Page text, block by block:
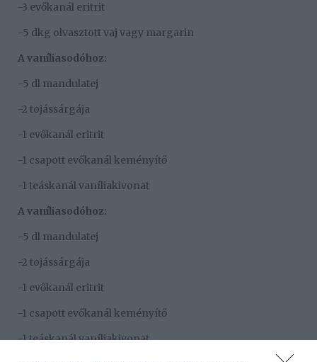
-3 evőkanál eritrit
-5 dkg olvasztott vaj vagy margarin
A vaníliasodóhoz:
-5 dl mandulatej
-2 tojássárgája
-1 evőkanál eritrit
-1 csapott evőkanál keményítő
-1 teáskanál vaníliakivonat
A vaníliasodóhoz:
-5 dl mandulatej
-2 tojássárgája
-1 evőkanál eritrit
-1 csapott evőkanál keményítő
-1 teáskanál vaníliakivonat